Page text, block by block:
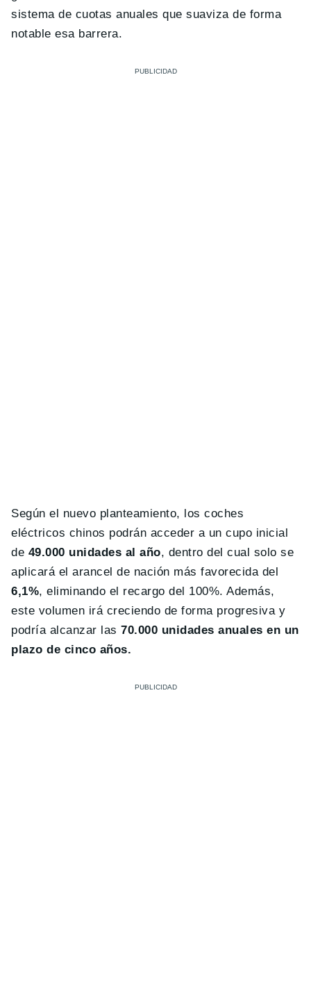
sistema de cuotas anuales que suaviza de forma
notable esa barrera.
Según el nuevo planteamiento, los coches
eléctricos chinos podrán acceder a un cupo inicial
de 49.000 unidades al año, dentro del cual solo se
aplicará el arancel de nación más favorecida del
6,1%, eliminando el recargo del 100%. Además,
este volumen irá creciendo de forma progresiva y
podría alcanzar las70.000 unidades anuales en un
plazo de cinco años.